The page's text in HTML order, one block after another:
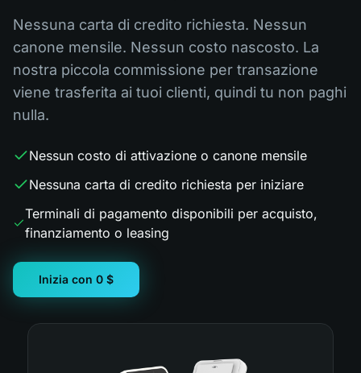
Nessuna carta di credito richiesta. Nessun
canone mensile. Nessun costo nascosto. La
nostra piccola commissione per transazione
viene trasferita ai tuoi clienti, quindi tu non paghi
nulla.
Nessun costo di attivazione o canone mensile
Nessuna carta di credito richiesta per iniziare
Terminali di pagamento disponibili per acquisto,
finanziamento o leasing
Inizia con 0 $